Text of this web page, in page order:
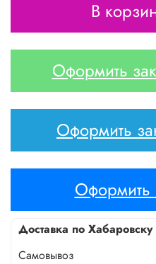
В
Оформить
Оформить
Оформить
Доставка по Хабаровску
Самовывоз